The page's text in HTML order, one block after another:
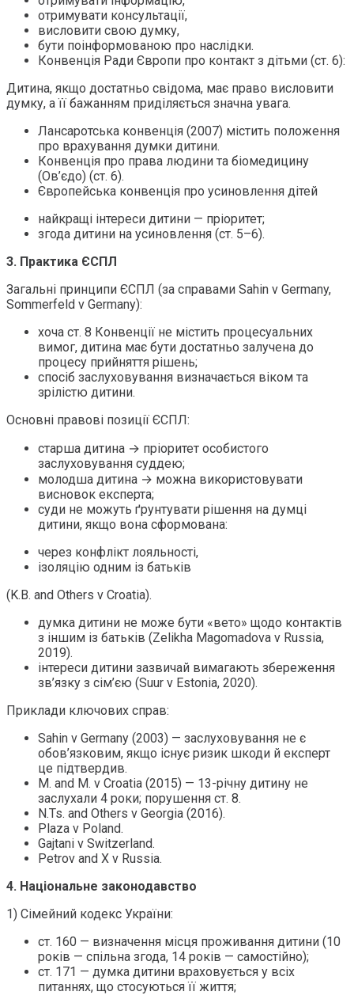
отримувати консультації,
висловити свою думку,
бути поінформованою про наслідки.
Конвенція Ради Європи про контакт з дітьми (ст. 6):
Дитина, якщо достатньо свідома, має право висловити
думку, а її бажанням приділяється значна увага.
Лансаротська конвенція (2007) містить положення
про врахування думки дитини.
Конвенція про права людини та біомедицину
(Ов’єдо) (ст. 6).
Європейська конвенція про усиновлення дітей
найкращі інтереси дитини — пріоритет;
згода дитини на усиновлення (ст. 5–6).
3. Практика ЄСПЛ
Загальні принципи ЄСПЛ (за справами Sahin v Germany,
Sommerfeld v Germany):
хоча ст. 8 Конвенції не містить процесуальних
вимог, дитина має бути достатньо залучена до
процесу прийняття рішень;
спосіб заслуховування визначається віком та
зрілістю дитини.
Основні правові позиції ЄСПЛ:
старша дитина → пріоритет особистого
заслуховування суддею;
молодша дитина → можна використовувати
висновок експерта;
суди не можуть ґрунтувати рішення на думці
дитини, якщо вона сформована:
через конфлікт лояльності,
ізоляцію одним із батьків
(K.B. and Others v Croatia).
думка дитини не може бути «вето» щодо контактів
з іншим із батьків (Zelikha Magomadova v Russia,
2019).
інтереси дитини зазвичай вимагають збереження
зв’язку з сім’єю (Suur v Estonia, 2020).
Приклади ключових справ:
Sahin v Germany (2003) — заслуховування не є
обов’язковим, якщо існує ризик шкоди й експерт
це підтвердив.
M. and M. v Croatia (2015) — 13-річну дитину не
заслухали 4 роки; порушення ст. 8.
N.Ts. and Others v Georgia (2016).
Plaza v Poland.
Gajtani v Switzerland.
Petrov and X v Russia.
4. Національне законодавство
1) Сімейний кодекс України:
ст. 160 — визначення місця проживання дитини (10
років — спільна згода, 14 років — самостійно);
ст. 171 — думка дитини враховується у всіх
питаннях, що стосуються її життя;